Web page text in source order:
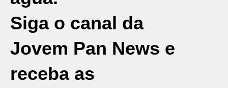
Siga o canal da
Jovem Pan News e
receba as